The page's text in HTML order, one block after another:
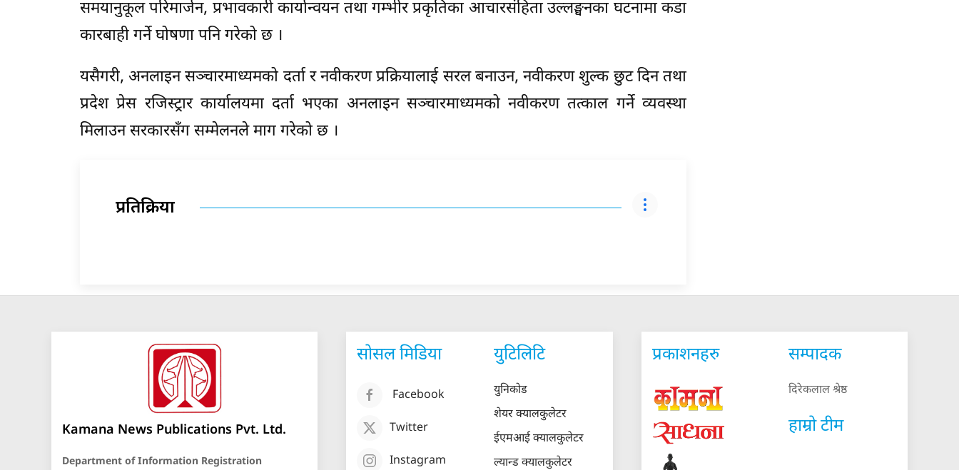
समयानुकूल परिमार्जन, प्रभावकारी कार्यान्वयन तथा गम्भीर प्रकृतिका आचारसंहिता उल्लङ्घनका घटनामा कडा
कारबाही गर्ने घोषणा पनि गरेको छ ।
यसैगरी, अनलाइन सञ्चारमाध्यमको दर्ता र नवीकरण प्रक्रियालाई सरल बनाउन, नवीकरण शुल्क छुट दिन तथा
प्रदेश प्रेस रजिस्ट्रार कार्यालयमा दर्ता भएका अनलाइन सञ्चारमाध्यमको नवीकरण तत्काल गर्ने व्यवस्था
मिलाउन सरकारसँग सम्मेलनले माग गरेको छ ।
प्रतिक्रिया
Kamana News Publications Pvt. Ltd.
Department of Information Registration
सोसल मिडिया
Facebook
Twitter
Instagram
युटिलिटि
युनिकोड
शेयर क्यालकुलेटर
ईएमआई क्यालकुलेटर
ल्यान्ड क्यालकुलेटर
प्रकाशनहरु सम्पादक
दिरेकलाल श्रेष्ठ
हाम्रो टीम